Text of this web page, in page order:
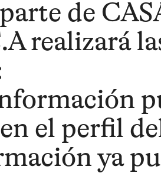
de
realizará
el perfil
ya